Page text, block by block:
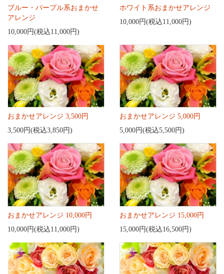
ブルー・パープル系おまかせ
アレンジ
10,000円(税込11,000円)
ホワイト系おまかせアレンジ
10,000円(税込11,000円)
おまかせアレンジ 3,500円
3,500円(税込3,850円)
おまかせアレンジ 5,000円
5,000円(税込5,500円)
おまかせアレンジ 10,000円
10,000円(税込11,000円)
おまかせアレンジ 15,000円
15,000円(税込16,500円)